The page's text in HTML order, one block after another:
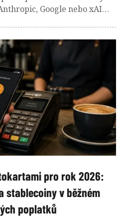
Google nebo xAI
pro rok 2026:
v běžném
poplatků